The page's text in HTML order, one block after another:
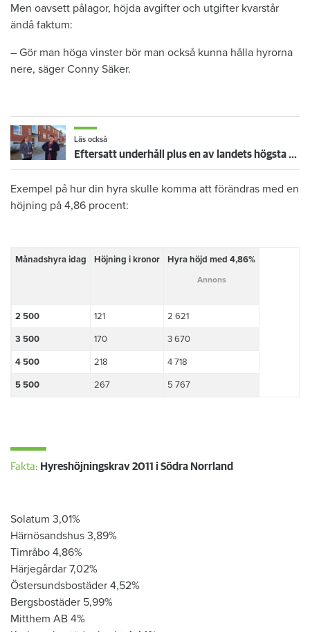
Men oavsett pålagor, höjda avgifter och utgifter kvarstår
ändå faktum:
– Gör man höga vinster bör man också kunna hålla hyrorna
nere, säger Conny Säker.
Läs också
Eftersatt underhåll plus en av landets högsta hyreshöjningar – hyresgäster får ta smällen för miljonförlusterna
Exempel på hur din hyra skulle komma att förändras med en
höjning på 4,86 procent:​
​Månadshyra idag ​Höjning i kronor ​Hyra höjd med 4,86%
​2 500 ​121 ​2 621
​3 500 ​170 ​3 670
​4 500 ​218 ​4 718
​5 500 267 ​5 767
Fakta: Hyreshöjningskrav 2011 i Södra Norrland
Solatum 3,01%
Härnösandshus 3,89%
Timråbo 4,86%
Härjegårdar 7,02%
Östersundsbostäder 4,52%
Bergsbostäder 5,99%
Mitthem AB 4%